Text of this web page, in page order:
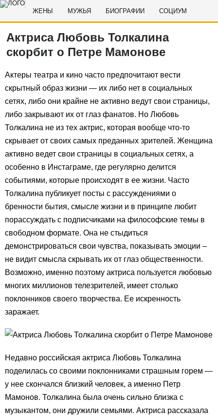
ЖЕНЫ МУЖЬЯ БИОГРАФИИ СОЦИУМ
Актриса Любовь Толкалина
скорбит о Петре Мамонове
Актеры театра и кино часто предпочитают вести
скрытный образ жизни — их либо нет в социальных
сетях, либо они крайне не активно ведут свои страницы,
либо закрывают их от глаз фанатов. Но Любовь
Толкалина не из тех актрис, которая вообще что-то
скрывает от своих самых преданных зрителей. Женщина
активно ведет свои страницы в социальных сетях, а
особенно в Инстаграме, где регулярно делится
событиями, которые происходят в ее жизни. Часто
Толкалина публикует посты с рассуждениями о
бренности бытия, смысле жизни и в принципе любит
порассуждать с подписчиками на философские темы в
свободном формате. Она не стыдиться
демонстрироваться свои чувства, показывать эмоции –
не видит смысла скрывать их от глаз общественности.
Возможно, именно поэтому актриса пользуется любовью
многих миллионов телезрителей, имеет столько
поклонников своего творчества. Ее искренность
заражает.
Недавно российская актриса Любовь Толкалина
поделилась со своими поклонниками страшным горем —
у нее скончался близкий человек, а именно Петр
Мамонов. Толкалина была очень сильно близка с
музыкантом, они дружили семьями. Актриса рассказала